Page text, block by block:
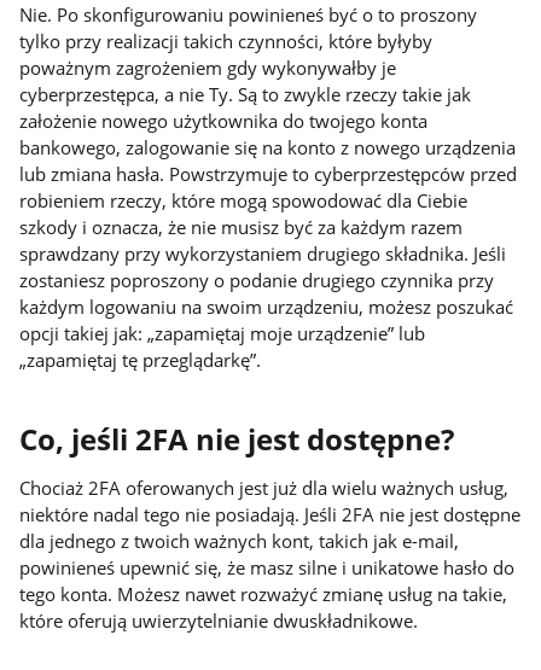
Nie. Po skonfigurowaniu powinieneś być o to proszony
tylko przy realizacji takich czynności, które byłyby
poważnym zagrożeniem gdy wykonywałby je
cyberprzestępca, a nie Ty. Są to zwykle rzeczy takie jak
założenie nowego użytkownika do twojego konta
bankowego, zalogowanie się na konto z nowego urządzenia
lub zmiana hasła. Powstrzymuje to cyberprzestępców przed
robieniem rzeczy, które mogą spowodować dla Ciebie
szkody i oznacza, że nie musisz być za każdym razem
sprawdzany przy wykorzystaniem drugiego składnika. Jeśli
zostaniesz poproszony o podanie drugiego czynnika przy
każdym logowaniu na swoim urządzeniu, możesz poszukać
opcji takiej jak: „zapamiętaj moje urządzenie” lub
„zapamiętaj tę przeglądarkę”.
Co, jeśli 2FA nie jest dostępne?
Chociaż 2FA oferowanych jest już dla wielu ważnych usług,
niektóre nadal tego nie posiadają. Jeśli 2FA nie jest dostępne
dla jednego z twoich ważnych kont, takich jak e-mail,
powinieneś upewnić się, że masz silne i unikatowe hasło do
tego konta. Możesz nawet rozważyć zmianę usług na takie,
które oferują uwierzytelnianie dwuskładnikowe.